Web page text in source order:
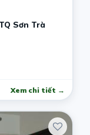
Sơn Trà
Xem chi tiết →